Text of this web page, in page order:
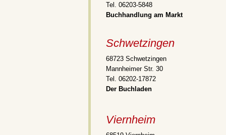
Tel. 06203-5848
Buchhandlung am Markt
Schwetzingen
68723 Schwetzingen
Mannheimer Str. 30
Tel. 06202-17872
Der Buchladen
Viernheim